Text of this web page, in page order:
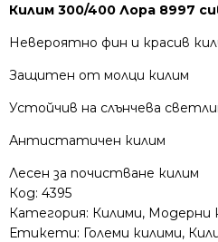
Килим 300/400 Лора 8997
Невероятно фин и красив
Защитен от молци килим
Устойчив на слънчева
Антистатичен килим
Лесен за почистване килим
Код: 4395
Категория: Килими, Модерни
Етикети: Големи килими,